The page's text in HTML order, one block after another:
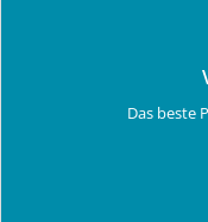
Das beste